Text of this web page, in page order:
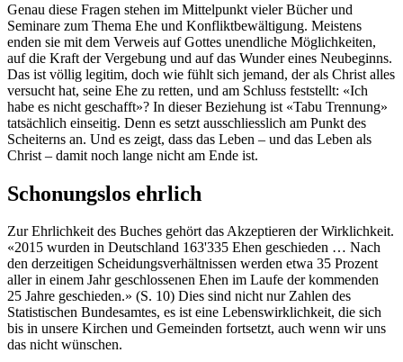
Genau diese Fragen stehen im Mittelpunkt vieler Bücher und
Seminare zum Thema Ehe und Konfliktbewältigung. Meistens
enden sie mit dem Verweis auf Gottes unendliche Möglichkeiten,
auf die Kraft der Vergebung und auf das Wunder eines Neubeginns.
Das ist völlig legitim, doch wie fühlt sich jemand, der als Christ alles
versucht hat, seine Ehe zu retten, und am Schluss feststellt: «Ich
habe es nicht geschafft»? In dieser Beziehung ist «Tabu Trennung»
tatsächlich einseitig. Denn es setzt ausschliesslich am Punkt des
Scheiterns an. Und es zeigt, dass das Leben – und das Leben als
Christ – damit noch lange nicht am Ende ist.
Schonungslos ehrlich
Zur Ehrlichkeit des Buches gehört das Akzeptieren der Wirklichkeit.
«2015 wurden in Deutschland 163'335 Ehen geschieden … Nach
den derzeitigen Scheidungsverhältnissen werden etwa 35 Prozent
aller in einem Jahr geschlossenen Ehen im Laufe der kommenden
25 Jahre geschieden.» (S. 10) Dies sind nicht nur Zahlen des
Statistischen Bundesamtes, es ist eine Lebenswirklichkeit, die sich
bis in unsere Kirchen und Gemeinden fortsetzt, auch wenn wir uns
das nicht wünschen.